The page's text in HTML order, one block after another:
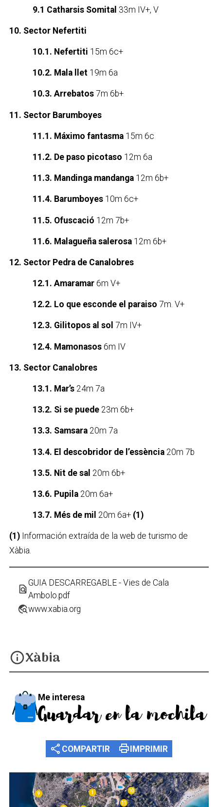
9.1 Catharsis Somital 33m IV+, V
10. Sector Nefertiti
10.1. Nefertiti 15m 6c+
10.2. Mala llet19m 6a
10.3. Arrebatos7m 6b+
11. Sector Barumboyes
11.1. Máximo fantasma15m 6c
11.2. De paso picotaso 12m 6a
11.3. Mandinga mandanga12m 6b+
11.4. Barumboyes10m 6c+
11.5. Ofuscació 12m 7b+
11.6. Malagueña salerosa12m 6b+
12. Sector Pedra de Canalobres
12.1. Amaramar6m V+
12.2. Lo que esconde el paraiso 7m. V+
12.3. Gilitopos al sol 7m IV+
12.4. Mamonasos6m IV
13. Sector Canalobres
13.1. Mar’s 24m 7a
13.2. Si se puede 23m 6b+
13.3. Samsara20m 7a
13.4. El descobridor de l’essència 20m 7b
13.5. Nit de sal 20m 6b+
13.6. Pupila20m 6a+
13.7. Més de mil 20m 6a+ (1)
(1) Información extraída de la web de turismo de
Xàbia.
find_in_page
GUIA DESCARREGABLE - Vies de Cala
Ambolo.pdf
travel_explorewww.xabia.org
infoXàbia
Me interesa
Guardar en la mochila
share COMPARTIR printIMPRIMIR